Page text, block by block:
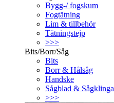
Bygg-/ fogskum
Fogtätning
Lim & tillbehör
Tätningstejp
>>>
Bits/Borr/Såg
Bits
Borr & Hålsåg
Handske
Sågblad & Sågklinga
>>>